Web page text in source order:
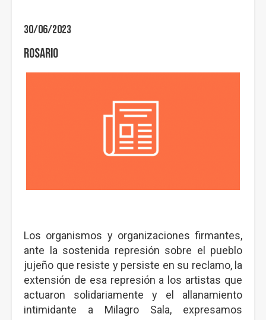
30/06/2023
Rosario
Los organismos y organizaciones firmantes,
ante la sostenida represión sobre el pueblo
jujeño que resiste y persiste en su reclamo, la
extensión de esa represión a los artistas que
actuaron solidariamente y el allanamiento
intimidante a Milagro Sala, expresamos